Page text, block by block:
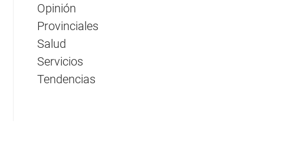
Opinión
Provinciales
Salud
Servicios
Tendencias